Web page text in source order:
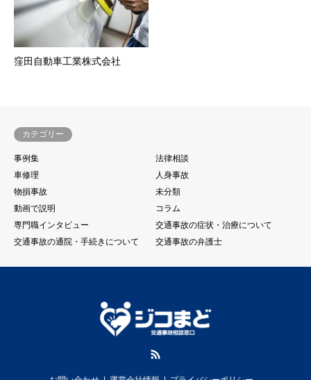
窪田自動車工業株式会社
カテゴリー
事例集
法律相談
車修理
人身事故
物損事故
未分類
動画で説明
コラム
専門職インタビュー
交通事故の症状・治療について
交通事故の通院・手続きについて
交通事故の弁護士